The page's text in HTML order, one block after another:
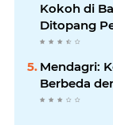
Kokoh di
Ditopang
dan Kualitas
Mendagri:
Berbeda